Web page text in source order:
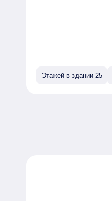
Этажей в здании 25